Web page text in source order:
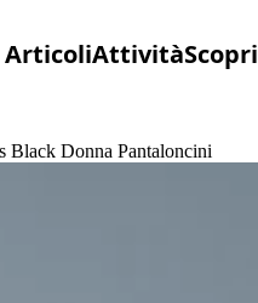
ArticoliAttivitàScopri
Black Donna Pantaloncini